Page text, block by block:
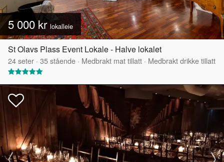
5 000 krlokalleie
St Olavs Plass Event Lokale - Halve lokalet
24seter · 35stående · Medbrakt mat tillatt · Medbrakt drikke tillatt